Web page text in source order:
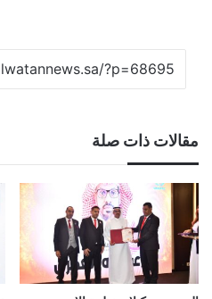
مقالات ذات صلة